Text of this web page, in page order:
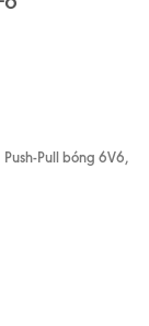
Push-Pull bóng 6V6,